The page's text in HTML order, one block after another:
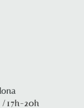
/17h-20h